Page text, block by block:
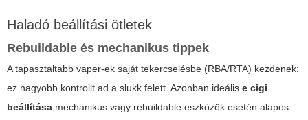
Haladó beállítási ötletek
Rebuildable és mechanikus tippek
A tapasztaltabb vaper-ek saját tekercselésbe (RBA/RTA) kezdenek:
ez nagyobb kontrollt ad a slukk felett. Azonban ideális e cigi
beállítása mechanikus vagy rebuildable eszközök esetén alapos